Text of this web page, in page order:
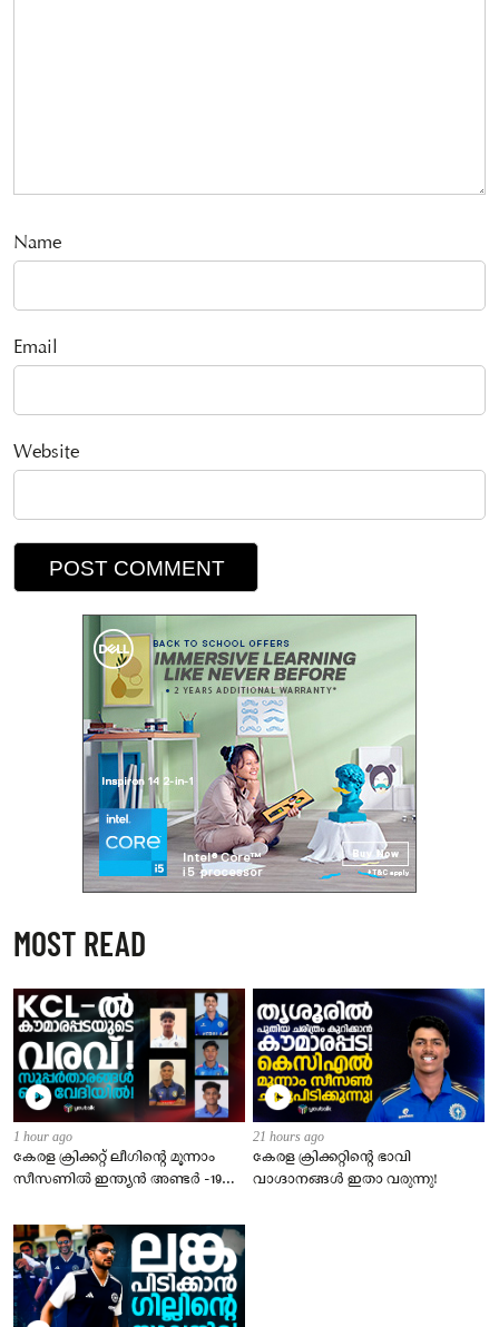
Name
Email
Website
MOST READ
1 hour ago
കേരള ക്രിക്കറ്റ് ലീഗിൻ്റെ മൂന്നാം
സീസണിൽ ഇന്ത്യൻ അണ്ടർ -19
അണിനിരക്കുന്നു!
21 hours ago
​കേരള ക്രിക്കറ്റിന്റെ ഭാവി
വാഗ്ദാനങ്ങൾ ഇതാ വരുന്നു!